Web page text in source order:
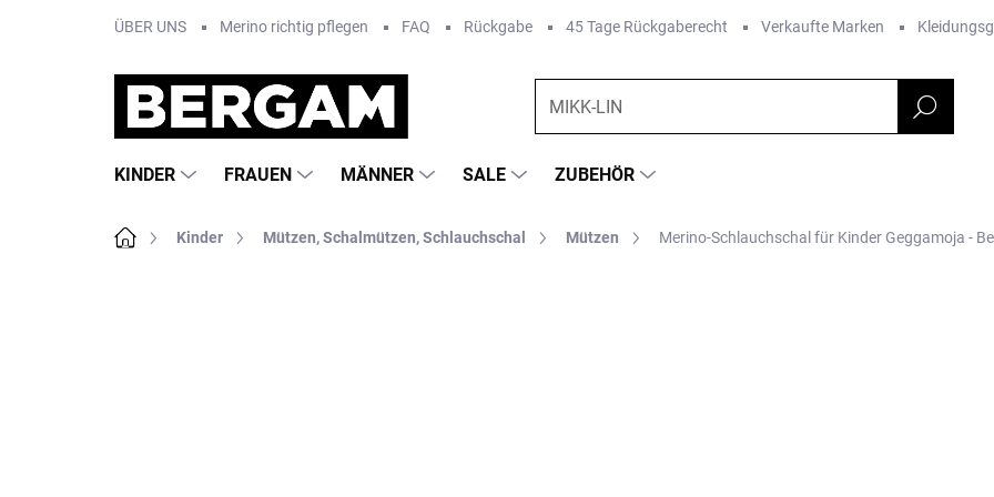
ÜBER UNS Merino richtig pflegen FAQ Rückgabe 45 Tage Rückgaberecht Verkaufte Marken
KINDER FRAUEN MÄNNER SALE ZUBEHÖR
Startseite
Kinder Mützen, Schalmützen, Schlauchschal Mützen Merino-Schlauchschal für Kinder Geggamoja -